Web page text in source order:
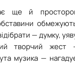
ще й
— думку,
творчий жест
музика —